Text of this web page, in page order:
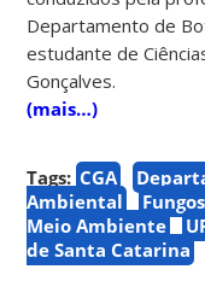
Departamento de
estudante de
Gonçalves.
(mais…)
Tags: CGA
Ambiental
Fungos
Meio Ambiente
de Santa Catarina